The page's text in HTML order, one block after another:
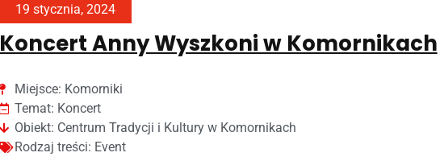
19 stycznia, 2024
Koncert Anny Wyszkoni w Komornikach
Miejsce: Komorniki
Temat: Koncert
Obiekt: Centrum Tradycji i Kultury w Komornikach
Rodzaj treści: Event